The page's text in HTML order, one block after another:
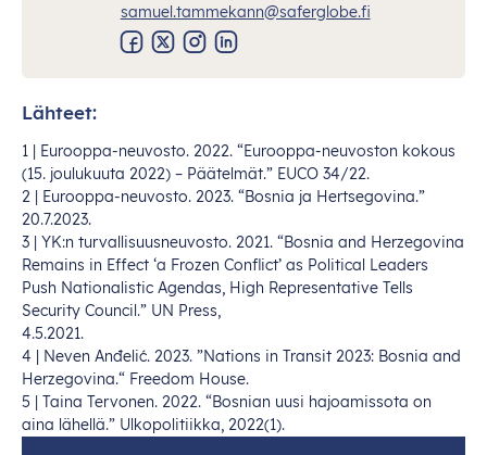
samuel.tammekann@saferglobe.fi
Lähteet:
1 | Eurooppa-neuvosto. 2022.“Eurooppa-neuvoston kokous
(15. joulukuuta 2022) – Päätelmät.” EUCO 34/22.
2 | Eurooppa-neuvosto. 2023.“Bosnia ja Hertsegovina.”
20.7.2023.
3 | YK:n turvallisuusneuvosto. 2021. “Bosnia and Herzegovina
Remains in Effect ‘a Frozen Conflict’ as Political Leaders
Push Nationalistic Agendas, High Representative Tells
Security Council.” UN Press,
4.5.2021.
4 | Neven Anđelić. 2023. ”Nations in Transit 2023: Bosnia and
Herzegovina.“ Freedom House.
5 | Taina Tervonen. 2022. “Bosnian uusi hajoamissota on
aina lähellä.” Ulkopolitiikka, 2022(1).